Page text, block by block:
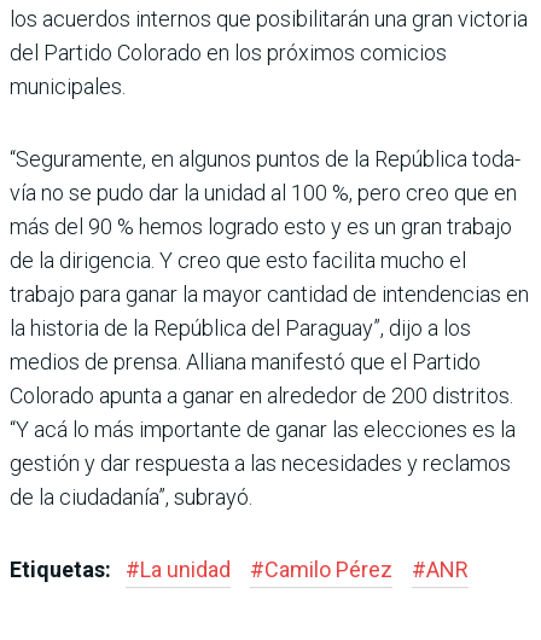
los acuerdos internos que posi­bilitarán una gran victoria
del Partido Colorado en los próxi­mos comicios
municipales.
“Seguramente, en algunos puntos de la República toda­
vía no se pudo dar la unidad al 100 %, pero creo que en
más del 90 % hemos logrado esto y es un gran trabajo
de la dirigencia. Y creo que esto facilita mucho el
trabajo para ganar la mayor cantidad de intendencias en
la historia de la República del Paraguay”, dijo a los
medios de prensa. Alliana manifestó que el Par­tido
Colorado apunta a ganar en alrededor de 200 distritos.
“Y acá lo más importante de ganar las elecciones es la
ges­tión y dar respuesta a las nece­sidades y reclamos
de la ciu­dadanía”, subrayó.
Etiquetas: #La unidad #Camilo Pérez #ANR